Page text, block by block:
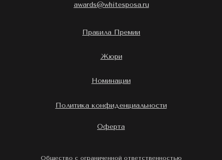
awards@whitesposa.ru
Жюри
Номинации
Политика конфиденциальности
Правила Премии
Общество с ограниченной ответственностью
Оферта